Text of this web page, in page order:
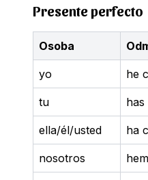
Presente perfecto
Osoba
yo he
tu
ella/él/usted ha
nosotros